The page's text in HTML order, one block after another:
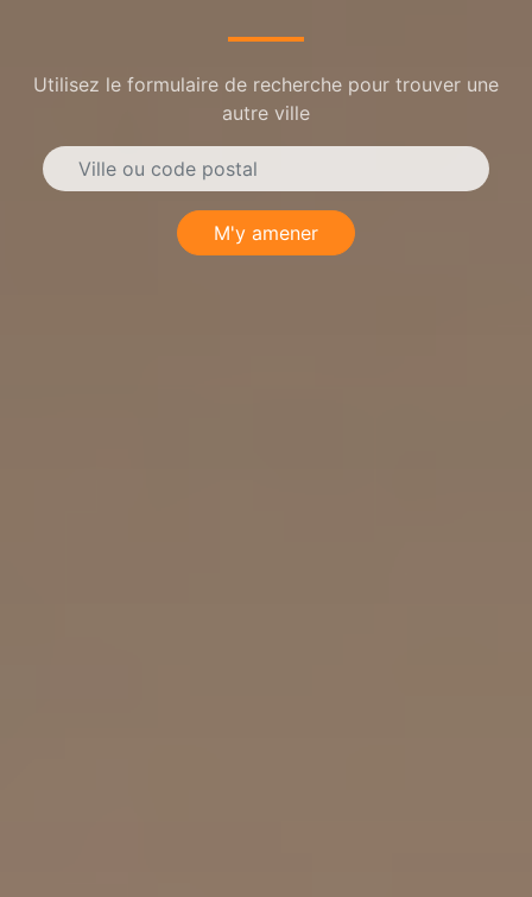
Utilisez le formulaire de recherche pour trouver une
autre ville
M'y amener